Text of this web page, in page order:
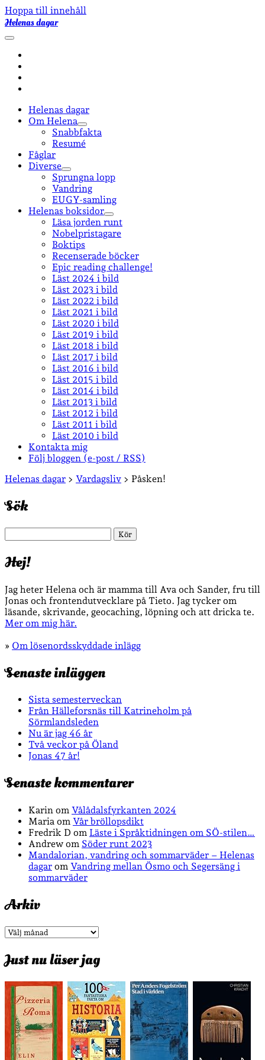
Hoppa till innehåll
Helenas dagar
öppna
Helenas dagar
Om Helena
öppna
undermeny
Snabbfakta
Resumé
Fåglar
Diverse
öppna
undermeny
Sprungna lopp
Vandring
EUGY-samling
Helenas boksidor
öppna
undermeny
Läsa jorden runt
Nobelpristagare
Boktips
Recenserade böcker
Epic reading challenge!
Läst 2024 i bild
Läst 2023 i bild
Läst 2022 i bild
Läst 2021 i bild
Läst 2020 i bild
Läst 2019 i bild
Läst 2018 i bild
Läst 2017 i bild
Läst 2016 i bild
Läst 2015 i bild
Läst 2014 i bild
Läst 2013 i bild
Läst 2012 i bild
Läst 2011 i bild
Läst 2010 i bild
Kontakta mig
Följ bloggen (e-post / RSS)
Sidopanel
Helenas dagar > Vardagsliv > Påsken!
Sök
Hej!
Jag heter Helena och är mamma till Ava och Sander, fru till
Jonas och frontendutvecklare på Tieto. Jag tycker om
läsande, skrivande, geocaching, löpning och att dricka te.
Mer om mig här.
» Om lösenordsskyddade inlägg
Senaste inläggen
Sista semesterveckan
Från Hälleforsnäs till Katrineholm på
Sörmlandsleden
Nu är jag 46 år
Två veckor på Öland
Jonas 47 år!
Senaste kommentarer
Karin om Vålådalsfyrkanten 2024
Maria om Vår bröllopsdikt
Fredrik D om Läste i Språktidningen om SÖ-stilen…
Andrew om Söder runt 2023
Mandalorian, vandring och sommarväder – Helenas
dagar om Vandring mellan Ösmo och Segersäng i
sommarväder
Arkiv
Arkiv
Just nu läser jag